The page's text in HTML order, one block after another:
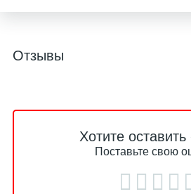
Отзывы
Хотите
Поставьте свою